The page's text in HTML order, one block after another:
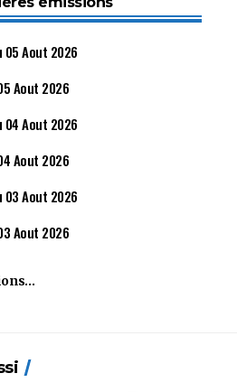
05 Aout 2026
Aout 2026
04 Aout 2026
Aout 2026
03 Aout 2026
Aout 2026